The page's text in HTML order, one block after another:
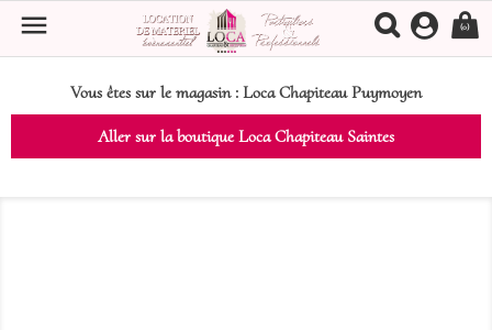
Vous êtes sur le magasin : Loca Chapiteau Puymoyen
Aller sur la boutique Loca Chapiteau Saintes
 (0)